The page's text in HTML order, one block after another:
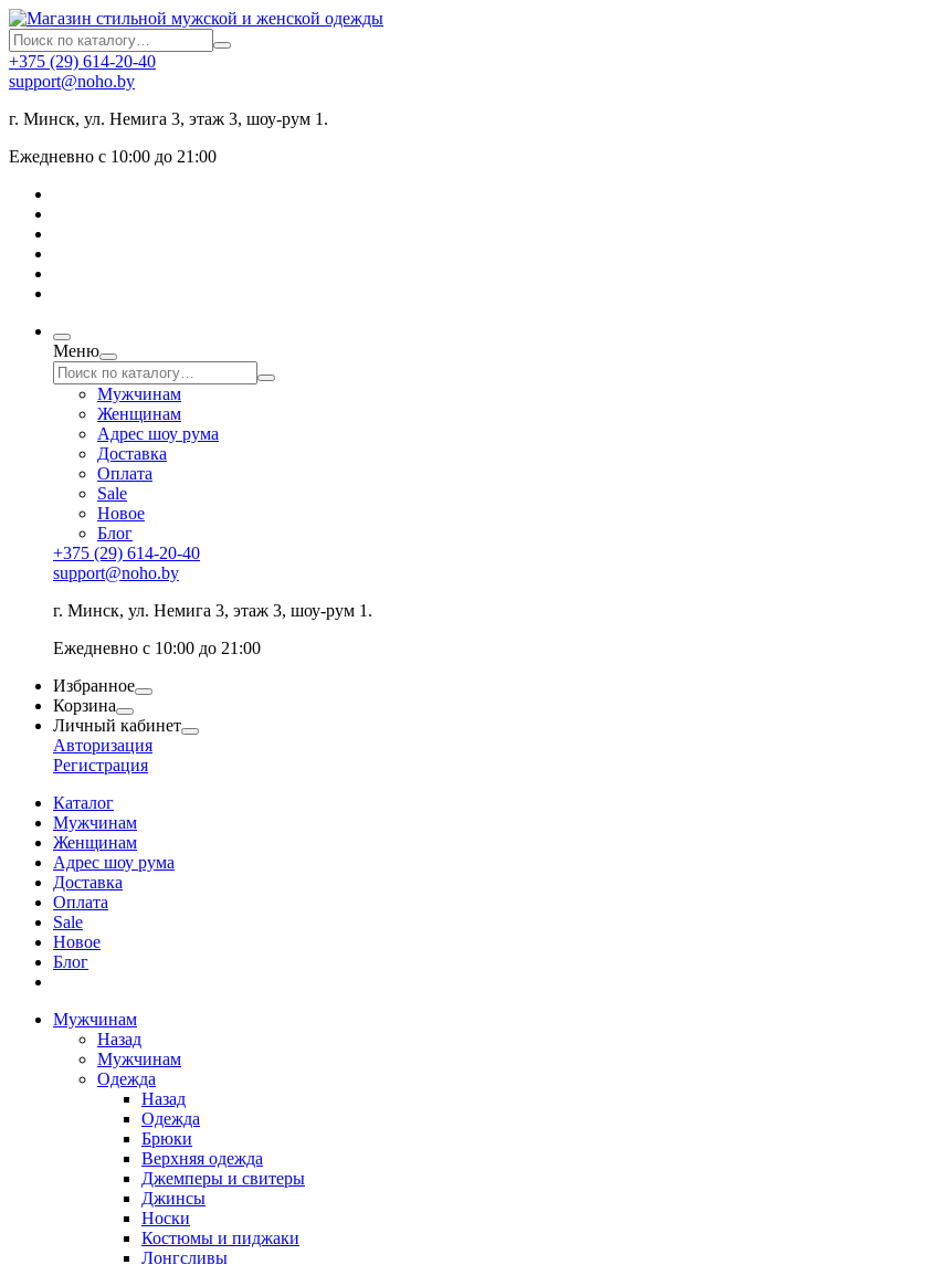
+375 (29) 614-20-40
support@noho.by
г. Минск, ул. Немига 3, этаж 3, шоу-рум 1.
Ежедневно с 10:00 до 21:00
Меню
Мужчинам
Женщинам
Адрес шоу рума
Доставка
Оплата
Sale
Новое
Блог
+375 (29) 614-20-40
support@noho.by
г. Минск, ул. Немига 3, этаж 3, шоу-рум 1.
Ежедневно с 10:00 до 21:00
Избранное
Корзина
Личный кабинет
Авторизация
Регистрация
Каталог
Мужчинам
Женщинам
Адрес шоу рума
Доставка
Оплата
Sale
Новое
Блог
Мужчинам
Назад
Мужчинам
Одежда
Назад
Одежда
Брюки
Верхняя одежда
Джемперы и свитеры
Джинсы
Носки
Костюмы и пиджаки
Лонгсливы